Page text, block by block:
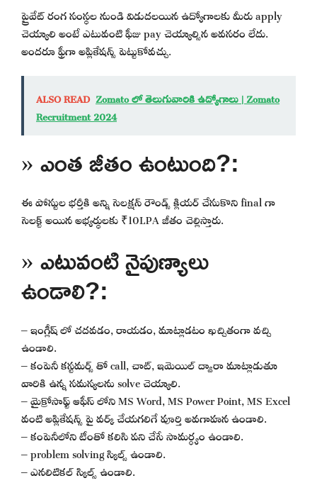
ప్రైవేట్ రంగ సంస్థల నుండి విడుదలయిన ఉద్యోగాలకు మీరు apply
చెయ్యాలి అంటే ఎటువంటి ఫీజు pay చెయ్యాల్సిన అవసరం లేదు.
అందరూ ఫ్రీగా అప్లికేషన్స్ పెట్టుకోవచ్చు.
ALSO READ Zomato లో తెలుగువారికి ఉద్యోగాలు | Zomato
Recruitment 2024
» ఎంత జీతం ఉంటుంది?:
ఈ పోస్టుల భర్తీకి అన్ని సెలక్షన్ రౌండ్స్ క్లియర్ చేసుకొని final గా
సెలక్ట్ అయిన అభ్యర్థులకు ₹10LPA జీతం చెల్లిస్తారు.
» ఎటువంటి నైపుణ్యాలు
ఉండాలి?:
– ఇంగ్లీష్ లో చదవడం, రాయడం, మాట్లాడటం ఖచ్చితంగా వచ్చి
ఉండాలి.
– కంపెనీ కస్టమర్స్ తో call, చాట్, ఇమెయిల్ ద్వారా మాట్లాడుతూ
వారికి ఉన్న సమస్యలను solve చెయ్యాలి.
– మైక్రోసాఫ్ట్ ఆఫీస్ లోని MS Word, MS Power Point, MS Excel
వంటి అప్లికేషన్స్ పై వర్క్ చేయగలిగే పూర్తి అవగాహన ఉండాలి.
– కంపెనీలోని టీంతో కలిసి పని చేసే సామర్ధ్యం ఉండాలి.
– problem solving స్కిల్స్ ఉండాలి.
– ఎనలిటికల్ స్కిల్స్ ఉండాలి.